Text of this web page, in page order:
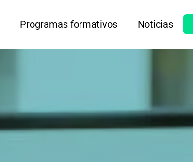
Programas formativos Noticias